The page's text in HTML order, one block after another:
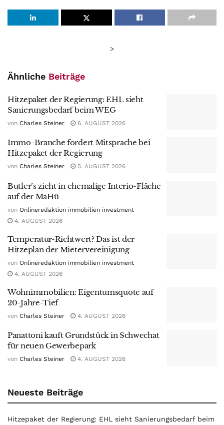
>
Ähnliche Beiträge
Hitzepaket der Regierung: EHL sieht
Sanierungsbedarf beim WEG
von Charles Steiner 6. AUGUST 2026
Immo-Branche fordert Mitsprache bei
Hitzepaket der Regierung
von Charles Steiner 5. AUGUST 2026
Butler’s zieht in ehemalige Interio-Fläche
auf der MaHü
von Onlineredaktion immobilien investment
4. AUGUST 2026
Temperatur-Richtwert? Das ist der
Hitzeplan der Mietervereinigung
von Onlineredaktion immobilien investment
4. AUGUST 2026
Wohnimmobilien: Eigentumsquote auf
20-Jahre-Tief
von Charles Steiner 4. AUGUST 2026
Panattoni kauft Grundstück in Schwechat
für neuen Gewerbepark
von Charles Steiner 4. AUGUST 2026
Neueste Beiträge
Hitzepaket der Regierung: EHL sieht Sanierungsbedarf beim